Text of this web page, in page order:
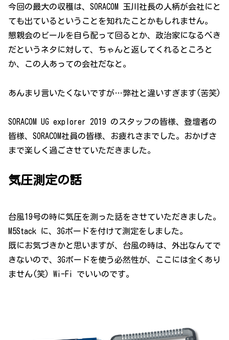
今回の最大の収穫は、SORACOM 玉川社長の人柄が会社にと
ても出ているということを知れたことかもしれません。
懇親会のビールを自ら配って回るとか、政治家になるべき
だというネタに対して、ちゃんと返してくれるところと
か、この人あっての会社だなと。
あんまり言いたくないですが…弊社と違いすぎます(苦笑)
SORACOM UG explorer 2019 のスタッフの皆様、登壇者の
皆様、SORACOM社員の皆様、お疲れさまでした。おかげさ
まで楽しく過ごさせていただきました。
気圧測定の話
台風19号の時に気圧を測った話をさせていただきました。
M5Stack に、3Gボードを付けて測定をしました。
既にお気づきかと思いますが、台風の時は、外出なんてで
きないので、3Gボードを使う必然性が、ここには全くあり
ません(笑) Wi-Fi でいいのです。